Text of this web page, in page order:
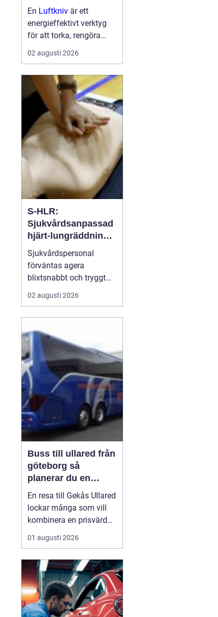
modern industri
En Luftkniv är ett
energieffektivt verktyg
för att torka, rengöra
eller kyla produkter i
rörelse. Tekniken bygger
koncentrerad luftström
som blåser bort vatten,
damm, smuts eller
överskottsvätska ...
02 augusti 2026
S-HLR:
Sjukvårdsanpassad
hjärt-lungräddning
som räddar liv
Sjukvårdspersonal
förväntas agera
blixtsnabbt och tryggt
när en patient drabbas
av hjärtstopp. Då räcker
fördjupad form av hjärt-
lungräddning som ä...
02 augusti 2026
Buss till ullared från
göteborg så
planerar du en
smidig shoppingdag
En resa till Gekås Ullared
lockar många som vill
kombinera en prisvärd
shoppingdag med en
enkel och bekväm
till Ullared från Göteborg
gördagen mindre
stressig än om ...
01 augusti 2026